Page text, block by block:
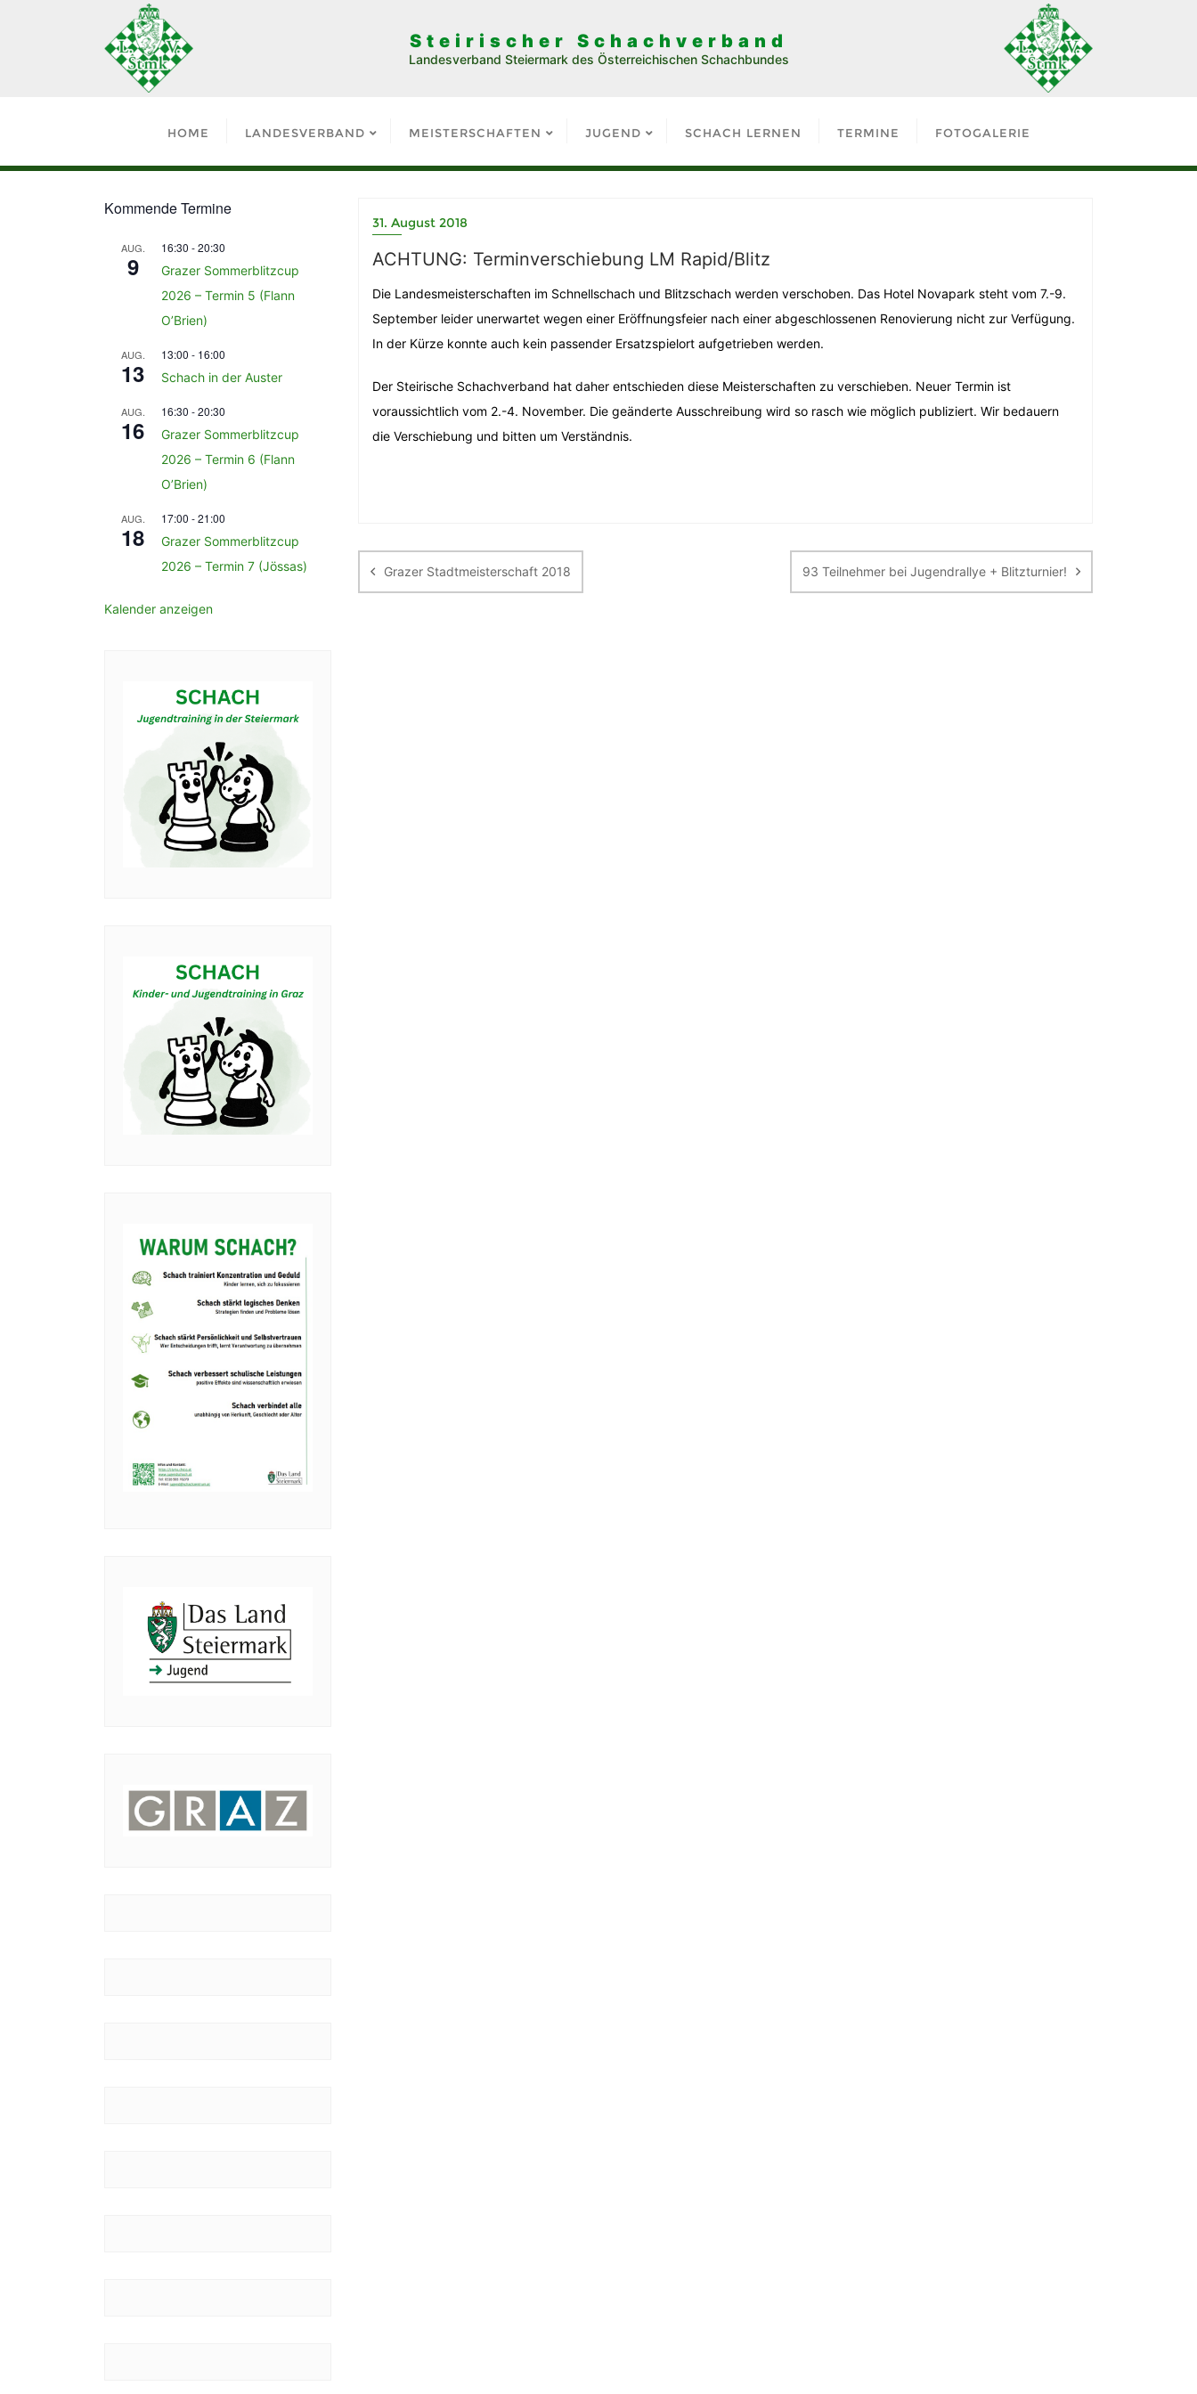
Steirischer Schachverband
Landesverband Steiermark des Österreichischen Schachbundes
HOME LANDESVERBAND MEISTERSCHAFTEN JUGEND SCHACH LERNEN TERMINE FOTOGALERIE
31. August 2018
ACHTUNG: Terminverschiebung LM Rapid/Blitz
Die Landesmeisterschaften im Schnellschach und Blitzschach werden verschoben. Das Hotel Novapark steht vom 7.-9.
September leider unerwartet wegen einer Eröffnungsfeier nach einer abgeschlossenen Renovierung nicht zur Verfügung.
In der Kürze konnte auch kein passender Ersatzspielort aufgetrieben werden.
Der Steirische Schachverband hat daher entschieden diese Meisterschaften zu verschieben. Neuer Termin ist
voraussichtlich vom 2.-4. November. Die geänderte Ausschreibung wird so rasch wie möglich publiziert. Wir bedauern
die Verschiebung und bitten um Verständnis.
Grazer Stadtmeisterschaft 2018 93 Teilnehmer bei Jugendrallye + Blitzturnier!
Kommende Termine
AUG.
9
16:30 -20:30
Grazer Sommerblitzcup
2026 – Termin 5 (Flann
O’Brien)
AUG.
13
13:00 - 16:00
Schach in der Auster
AUG.
16
16:30 -20:30
Grazer Sommerblitzcup
2026 – Termin 6 (Flann
O’Brien)
AUG.
18
17:00 -21:00
Grazer Sommerblitzcup
2026 – Termin 7 (Jössas)
Kalender anzeigen